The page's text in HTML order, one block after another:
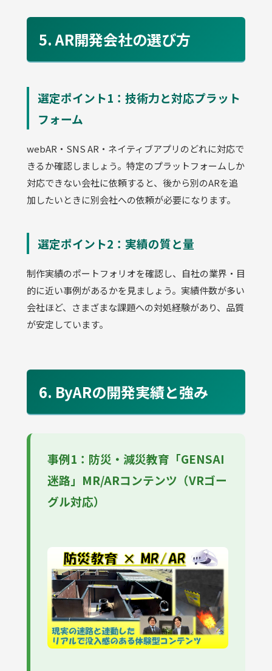
5. AR開発会社の選び方
選定ポイント1：技術力と対応プラット
フォーム
webAR・SNS AR・ネイティブアプリのどれに対応で
きるか確認しましょう。特定のプラットフォームしか
対応できない会社に依頼すると、後から別のARを追
加したいときに別会社への依頼が必要になります。
選定ポイント2：実績の質と量
制作実績のポートフォリオを確認し、自社の業界・目
的に近い事例があるかを見ましょう。実績件数が多い
会社ほど、さまざまな課題への対処経験があり、品質
が安定しています。
6. ByARの開発実績と強み
事例1：防災・減災教育「GENSAI
迷路」MR/ARコンテンツ（VRゴー
グル対応）